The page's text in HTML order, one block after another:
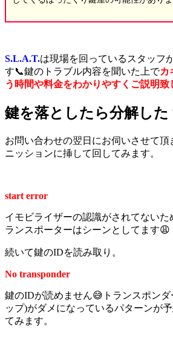
S.L.A.T.は現場を回っているスタッフ
す📞鍵のトラブル内容を聞いた上でカ
う時間や料金をわかりやすくご説明致
鍵を落としたら分解した
お問い合わせの翌日にお伺いさせて
ニッションに挿して回してみます。
start error
イモビライザーの認識がされてないた
ランスポーターはシーンとしてます😩
続いて鍵のIDを読み取り。
No transponder
鍵のIDが読めません😅トランスポン
ップ)がダメになっているパターンが
てみます。